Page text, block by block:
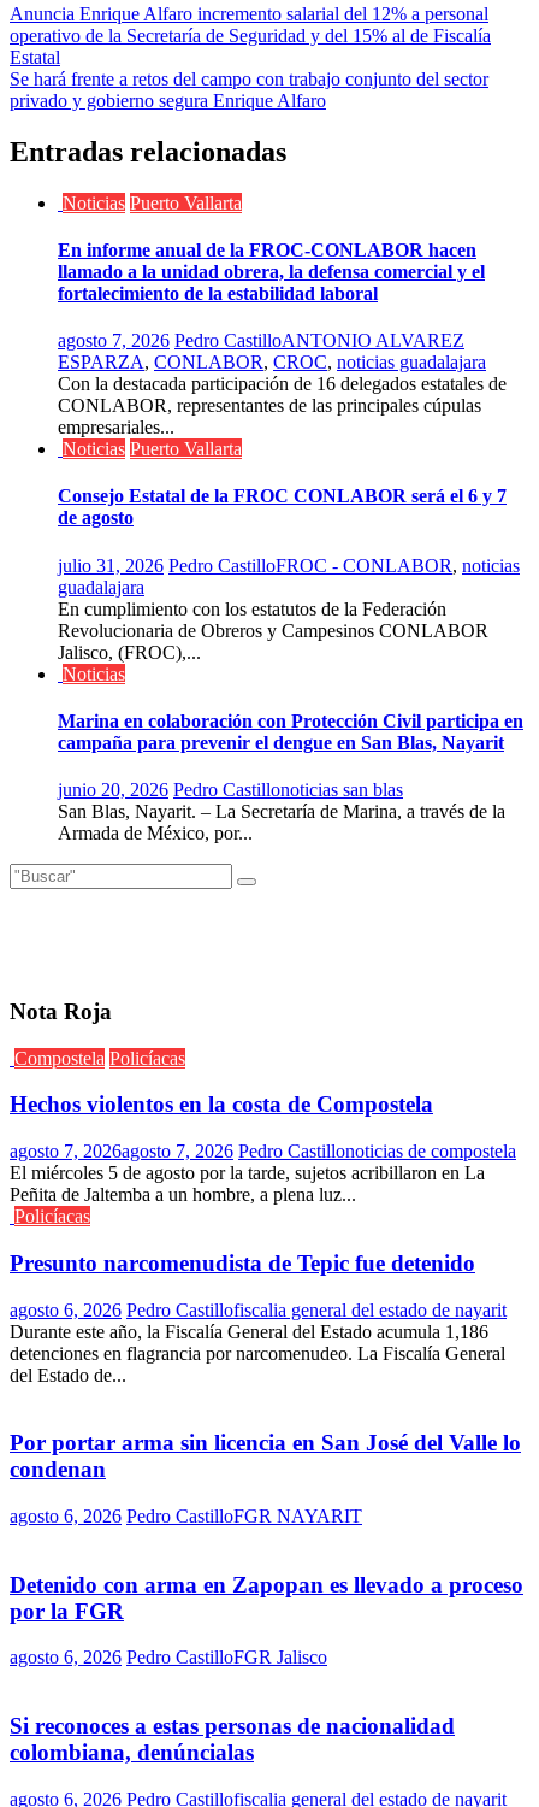
Navegación
de
entradas
Anuncia Enrique Alfaro incremento salarial del 12% a personal
operativo de la Secretaría de Seguridad y del 15% al de Fiscalía
Estatal
Se hará frente a retos del campo con trabajo conjunto del sector
privado y gobierno segura Enrique Alfaro
Entradas relacionadas
Noticias Puerto Vallarta
En informe anual de la FROC-CONLABOR hacen
llamado a la unidad obrera, la defensa comercial y el
fortalecimiento de la estabilidad laboral
agosto 7, 2026 Pedro CastilloANTONIO ALVAREZ
ESPARZA, CONLABOR, CROC, noticias guadalajara
Con la destacada participación de 16 delegados estatales de
CONLABOR, representantes de las principales cúpulas
empresariales...
Noticias Puerto Vallarta
Consejo Estatal de la FROC CONLABOR será el 6 y 7
de agosto
julio 31, 2026 Pedro CastilloFROC - CONLABOR, noticias
guadalajara
En cumplimiento con los estatutos de la Federación
Revolucionaria de Obreros y Campesinos CONLABOR
Jalisco, (FROC),...
Noticias
Marina en colaboración con Protección Civil participa en
campaña para prevenir el dengue en San Blas, Nayarit
junio 20, 2026 Pedro Castillonoticias san blas
San Blas, Nayarit. – La Secretaría de Marina, a través de la
Armada de México, por...
Nota Roja
Compostela Policíacas
Hechos violentos en la costa de Compostela
agosto 7, 2026agosto 7, 2026 Pedro Castillonoticias de compostela
El miércoles 5 de agosto por la tarde, sujetos acribillaron en La
Peñita de Jaltemba a un hombre, a plena luz...
Policíacas
Presunto narcomenudista de Tepic fue detenido
agosto 6, 2026 Pedro Castillofiscalia general del estado de nayarit
Durante este año, la Fiscalía General del Estado acumula 1,186
detenciones en flagrancia por narcomenudeo. La Fiscalía General
del Estado de...
Por portar arma sin licencia en San José del Valle lo
condenan
agosto 6, 2026 Pedro CastilloFGR NAYARIT
Detenido con arma en Zapopan es llevado a proceso
por la FGR
agosto 6, 2026 Pedro CastilloFGR Jalisco
Si reconoces a estas personas de nacionalidad
colombiana, denúncialas
agosto 6, 2026 Pedro Castillofiscalia general del estado de nayarit